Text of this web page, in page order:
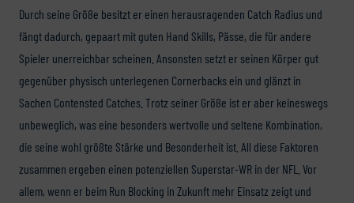
Durch seine Größe besitzt er einen herausragenden Catch Radius und
fängt dadurch, gepaart mit guten Hand Skills, Pässe, die für andere
Spieler unerreichbar scheinen. Ansonsten setzt er seinen Körper gut
gegenüber physisch unterlegenen Cornerbacks ein und glänzt in
Sachen Contensted Catches. Trotz seiner Größe ist er aber keineswegs
unbeweglich, was eine besonders wertvolle und seltene Kombination,
die seine wohl größte Stärke und Besonderheit ist. All diese Faktoren
zusammen ergeben einen potenziellen Superstar-WR in der NFL. Vor
allem, wenn er beim Run Blocking in Zukunft mehr Einsatz zeigt und